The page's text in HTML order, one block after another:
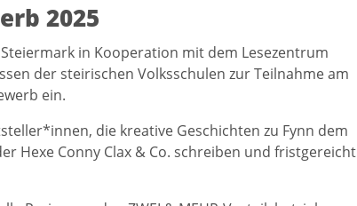
2025
in Kooperation mit dem Lesezentrum
der steirischen Volksschulen zur Teilnahme am
ein.
die kreative Geschichten zu Fynn dem
Hexe Conny Clax & Co. schreiben und fristgereicht